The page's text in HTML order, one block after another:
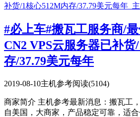
#必上车#搬瓦工服务商/
CN2 VPS云服务器已补货
存/37.79美元每年
2019-08-10主机参考阅读(5104)
商家简介 主机参考最新消息：搬瓦工
自美国，大商家，产品稳定可靠，适